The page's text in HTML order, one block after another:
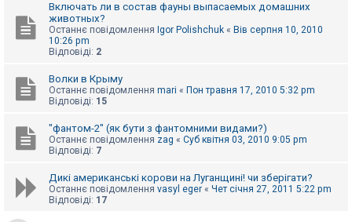
Включать ли в состав фауны выпасаемых домашних
животных?
Останнє повідомлення Igor Polishchuk « Вів серпня 10, 2010
10:26 pm
Відповіді: 2
Волки в Крыму
Останнє повідомлення mari « Пон травня 17, 2010 5:32 pm
Відповіді: 15
"фантом-2" (як бути з фантомними видами?)
Останнє повідомлення zag « Суб квітня 03, 2010 9:05 pm
Відповіді: 7
Дикі американські корови на Луганщині! чи зберігати?
Останнє повідомлення vasyl eger « Чет січня 27, 2011 5:22 pm
Відповіді: 17